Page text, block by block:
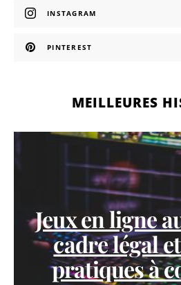
INSTAGRAM
PINTEREST
MEILLEURES
Jeux en ligne
cadre légal
pratiques à